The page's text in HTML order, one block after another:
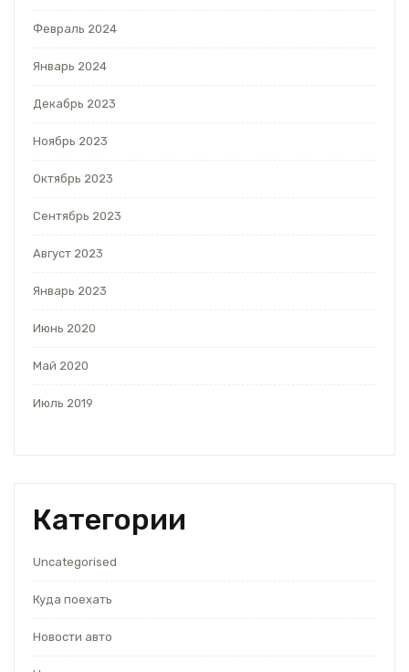
Февраль 2024
Январь 2024
Декабрь 2023
Ноябрь 2023
Октябрь 2023
Сентябрь 2023
Август 2023
Январь 2023
Июнь 2020
Май 2020
Июль 2019
Категории
Uncategorised
Куда поехать
Новости авто